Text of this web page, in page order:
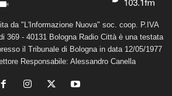
da "L'Informazione Nuova" soc. coop. P.IVA
369 - 40131 Bologna Radio Città è una testata
il Tribunale di Bologna in data 12/05/1977
Responsabile: Alessandro Canella